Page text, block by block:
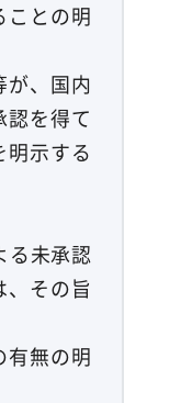
ことの明
が、国内
認を得て
明示する
る未承認
その旨
有無の明